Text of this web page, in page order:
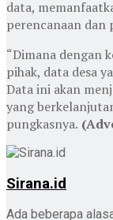
data,
perencanaan dan
“Dimana dengan
pihak, data desa
Data ini akan
yang
pungkasnya.
Sirana.id
Ada beberapa